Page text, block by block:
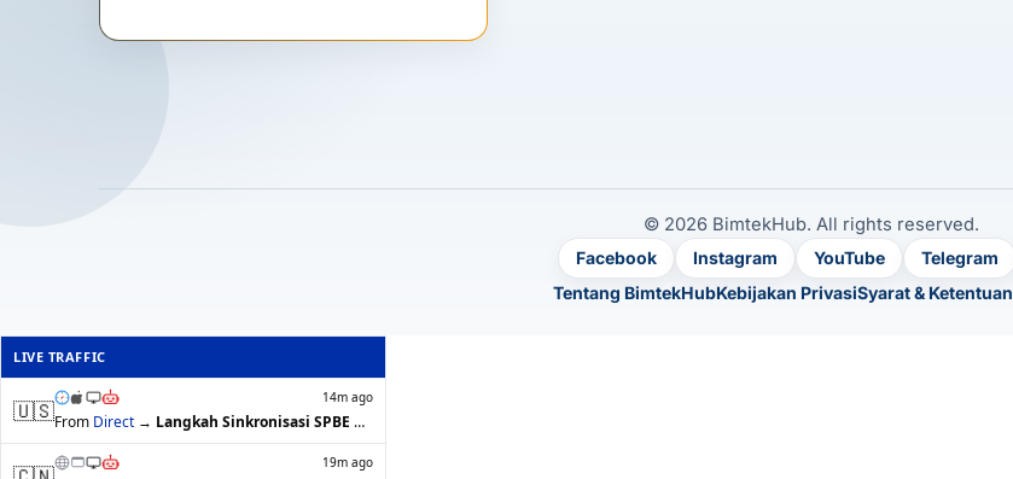
© 2026 BimtekHub. All rights reserved.
Facebook Instagram YouTube Telegram
Tentang BimtekHubKebijakan PrivasiSyarat & Ketentuan
LIVE TRAFFIC
🇺🇸 14m ago
From Direct → Langkah Sinkronisasi SPBE dengan RPJMD…
19m ago